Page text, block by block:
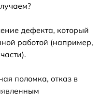
дефекта, который
работой (например,
поломка, отказ в